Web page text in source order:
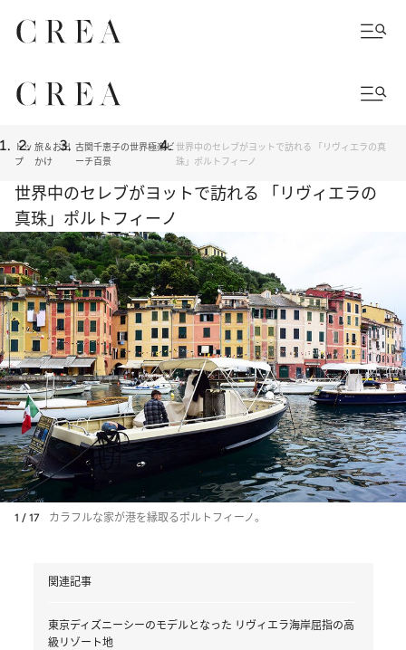
トッ
プ
旅＆お出
かけ
古関千恵子の世界極楽ビ
ーチ百景
世界中のセレブがヨットで訪れる 「リヴィエラの真
珠」ポルトフィーノ
世界中のセレブがヨットで訪れる 「リヴィエラの
真珠」ポルトフィーノ
1 / 17 カラフルな家が港を縁取るポルトフィーノ。
関連記事
東京ディズニーシーのモデルとなった リヴィエラ海岸屈指の高
級リゾート地